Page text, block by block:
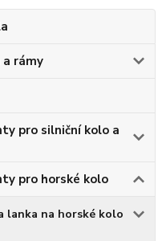
a rámy
pro silniční kolo a
pro horské kolo
lanka na horské kolo